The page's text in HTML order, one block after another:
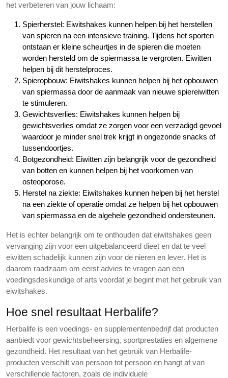
het verbeteren van jouw lichaam:
Spierherstel: Eiwitshakes kunnen helpen bij het herstellen
van spieren na een intensieve training. Tijdens het sporten
ontstaan er kleine scheurtjes in de spieren die moeten
worden hersteld om de spiermassa te vergroten. Eiwitten
helpen bij dit herstelproces.
Spieropbouw: Eiwitshakes kunnen helpen bij het opbouwen
van spiermassa door de aanmaak van nieuwe spiereiwitten
te stimuleren.
Gewichtsverlies: Eiwitshakes kunnen helpen bij
gewichtsverlies omdat ze zorgen voor een verzadigd gevoel
waardoor je minder snel trek krijgt in ongezonde snacks of
tussendoortjes.
Botgezondheid: Eiwitten zijn belangrijk voor de gezondheid
van botten en kunnen helpen bij het voorkomen van
osteoporose.
Herstel na ziekte: Eiwitshakes kunnen helpen bij het herstel
na een ziekte of operatie omdat ze helpen bij het opbouwen
van spiermassa en de algehele gezondheid ondersteunen.
Het is echter belangrijk om te onthouden dat eiwitshakes geen
vervanging zijn voor een uitgebalanceerd dieet en dat te veel
eiwitten schadelijk kunnen zijn voor de nieren en lever. Het is
daarom raadzaam om eerst advies te vragen aan een
voedingsdeskundige of arts voordat je begint met het gebruik van
eiwitshakes.
Hoe snel resultaat Herbalife?
Herbalife is een voedings- en supplementenbedrijf dat producten
aanbiedt voor gewichtsbeheersing, sportprestaties en algemene
gezondheid. Het resultaat van het gebruik van Herbalife-
producten verschilt van persoon tot persoon en hangt af van
verschillende factoren, zoals de individuele